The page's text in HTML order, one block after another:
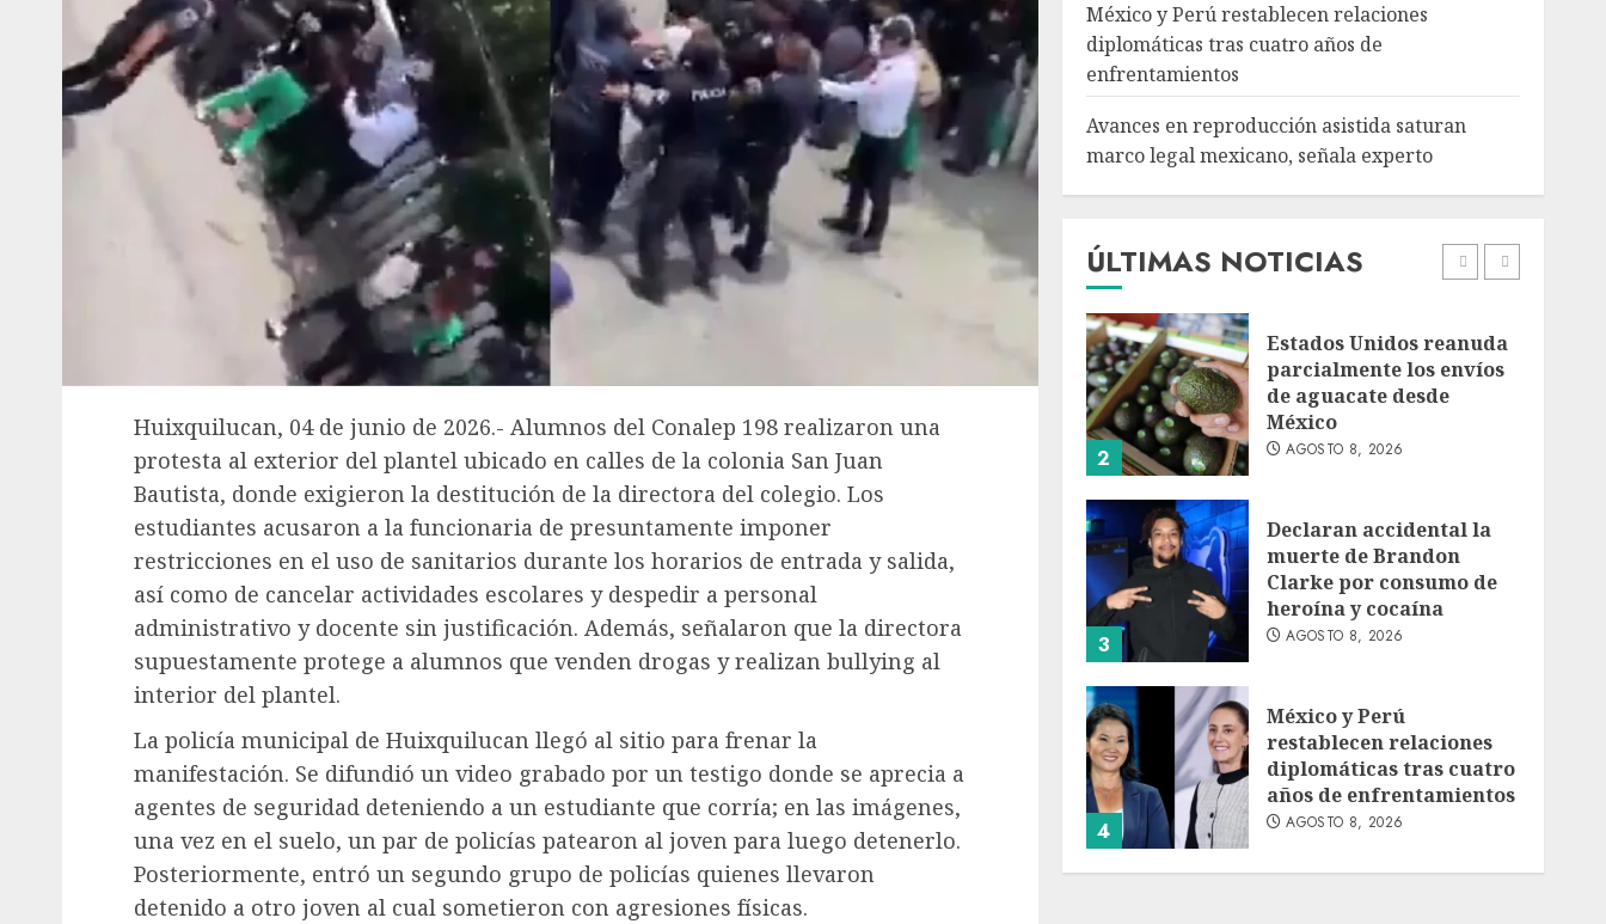
Huixquilucan, 04 de junio de 2026.- Alumnos del Conalep 198 realizaron una
protesta al exterior del plantel ubicado en calles de la colonia San Juan
Bautista, donde exigieron la destitución de la directora del colegio. Los
estudiantes acusaron a la funcionaria de presuntamente imponer
restricciones en el uso de sanitarios durante los horarios de entrada y salida,
así como de cancelar actividades escolares y despedir a personal
administrativo y docente sin justificación. Además, señalaron que la directora
supuestamente protege a alumnos que venden drogas y realizan bullying al
interior del plantel.
La policía municipal de Huixquilucan llegó al sitio para frenar la
manifestación. Se difundió un video grabado por un testigo donde se aprecia a
agentes de seguridad deteniendo a un estudiante que corría; en las imágenes,
una vez en el suelo, un par de policías patearon al joven para luego detenerlo.
Posteriormente, entró un segundo grupo de policías quienes llevaron
detenido a otro joven al cual sometieron con agresiones físicas.
México y Perú restablecen relaciones
diplomáticas tras cuatro años de
enfrentamientos
Avances en reproducción asistida saturan
marco legal mexicano, señala experto
ÚLTIMAS NOTICIAS
5
legal mexicano, señala
experto
1
EE. UU. reconoce apoyo
AGOSTO 8, 2026
2
Estados Unidos reanuda
parcialmente los envíos
de aguacate desde
México
AGOSTO 8, 2026
3
Declaran accidental la
muerte de Brandon
Clarke por consumo de
heroína y cocaína
AGOSTO 8, 2026
4
México y Perú
restablecen relaciones
diplomáticas tras cuatro
años de enfrentamientos
AGOSTO 8, 2026